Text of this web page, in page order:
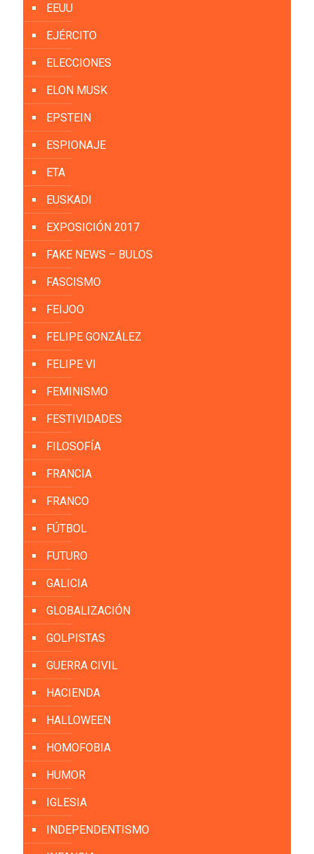
EEUU
EJÉRCITO
ELECCIONES
ELON MUSK
EPSTEIN
ESPIONAJE
ETA
EUSKADI
EXPOSICIÓN 2017
FAKE NEWS – BULOS
FASCISMO
FEIJOO
FELIPE GONZÁLEZ
FELIPE VI
FEMINISMO
FESTIVIDADES
FILOSOFÍA
FRANCIA
FRANCO
FÚTBOL
FUTURO
GALICIA
GLOBALIZACIÓN
GOLPISTAS
GUERRA CIVIL
HACIENDA
HALLOWEEN
HOMOFOBIA
HUMOR
IGLESIA
INDEPENDENTISMO